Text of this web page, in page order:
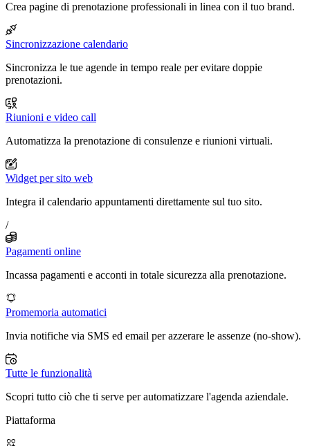
Crea pagine di prenotazione professionali in linea con il tuo brand.
Sincronizzazione calendario
Sincronizza le tue agende in tempo reale per evitare doppie
prenotazioni.
Riunioni e video call
Automatizza la prenotazione di consulenze e riunioni virtuali.
Widget per sito web
Integra il calendario appuntamenti direttamente sul tuo sito.
/
Pagamenti online
Incassa pagamenti e acconti in totale sicurezza alla prenotazione.
Promemoria automatici
Invia notifiche via SMS ed email per azzerare le assenze (no-show).
Tutte le funzionalità
Scopri tutto ciò che ti serve per automatizzare l'agenda aziendale.
Piattaforma